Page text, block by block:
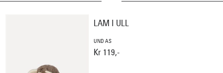
LAM I ULL
UND AS
Kr 119,-